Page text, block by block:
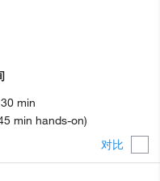
对比
min
min hands-on)